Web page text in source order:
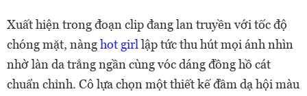
Xuất hiện trong đoạn clip đang lan truyền với tốc độ
chóng mặt, nànghot girl lập tức thu hút mọi ánh nhìn
nhờ làn da trắng ngần cùng vóc dáng đồng hồ cát
chuẩn chỉnh. Cô lựa chọn một thiết kế đầm dạ hội màu